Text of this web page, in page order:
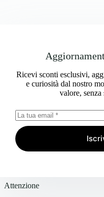
Ricevi sconti esclusivi,
e curiosità dal nostro
valore,
Attenzione